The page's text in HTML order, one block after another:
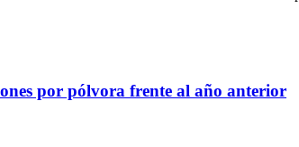
por pólvora frente al año anterior